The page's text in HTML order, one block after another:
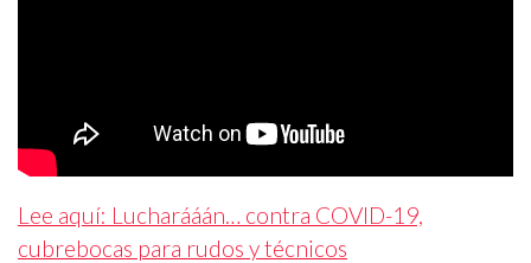
Lee aquí: Lucharááán… contra COVID-19,
cubrebocas para rudos y técnicos